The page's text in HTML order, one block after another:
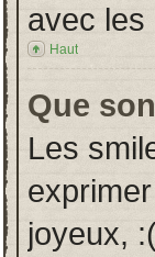
avec les
Haut
Que
Les
joyeux,